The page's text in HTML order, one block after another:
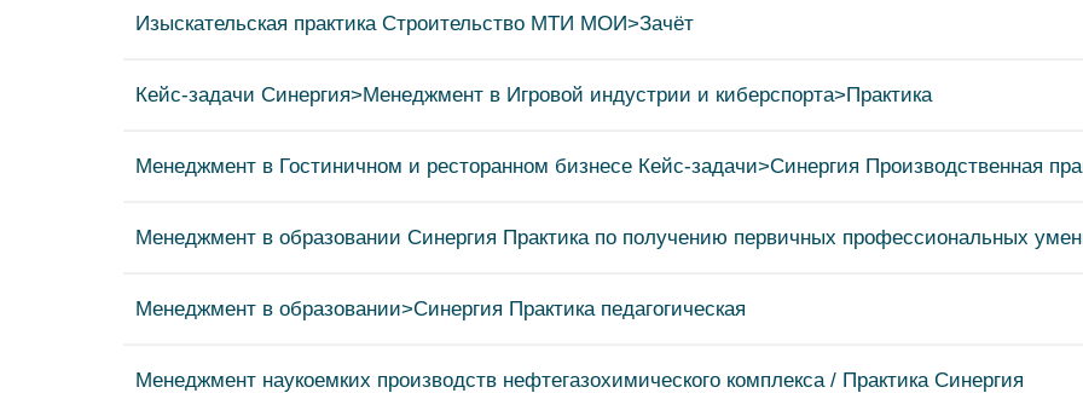
Изыскательская практика Строительство МТИ МОИ>Зачёт
Кейс-задачи Синергия>Менеджмент в Игровой индустрии и киберспорта>Практика
Менеджмент в Гостиничном и ресторанном бизнесе Кейс-задачи>Синергия Производственная
Менеджмент в образовании Синергия Практика по получению первичных профессиональных
Менеджмент в образовании>Синергия Практика педагогическая
Менеджмент наукоемких производств нефтегазохимического комплекса / Практика Синергия